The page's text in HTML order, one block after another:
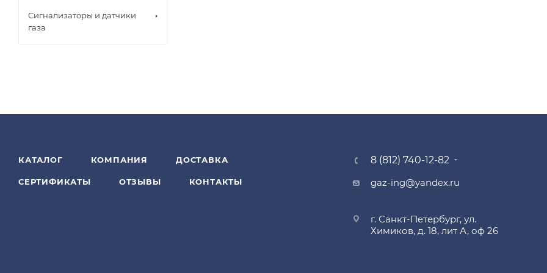
Сигнализаторы и датчики
газа
КАТАЛОГ КОМПАНИЯ ДОСТАВКА
СЕРТИФИКАТЫ ОТЗЫВЫ КОНТАКТЫ
8 (812) 740-12-82
gaz-ing@yandex.ru
г. Санкт-Петербург, ул.
Химиков, д. 18, лит А, оф 26